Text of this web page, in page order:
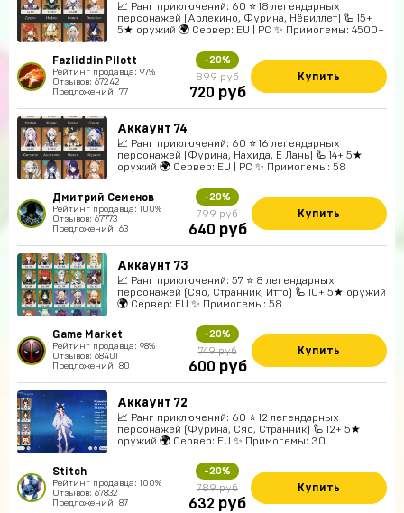
📈 Ранг приключений: 60 ⭐ 18 легендарных
персонажей (Арлекино, Фурина, Нёвиллет) 🦾 15+
5★ оружий 🌍 Сервер: EU | PC ✨ Примогемы: 4500+
Fazliddin Pilott
Рейтинг продавца: 97%
Отзывов: 67242
Предложений: 77
-20%
899 руб
720 руб
Купить
Аккаунт 74
📈 Ранг приключений: 60 ⭐ 16 легендарных
персонажей (Фурина, Нахида, Е Лань) 🦾 14+ 5★
оружий 🌍 Сервер: EU | PC ✨ Примогемы: 58
Дмитрий Семенов
Рейтинг продавца: 100%
Отзывов: 67773
Предложений: 63
-20%
799 руб
640 руб
Купить
Аккаунт 73
📈 Ранг приключений: 57 ⭐ 8 легендарных
персонажей (Сяо, Странник, Итто) 🦾 10+ 5★ оружий
🌍 Сервер: EU ✨ Примогемы: 58
Game Market
Рейтинг продавца: 98%
Отзывов: 68401
Предложений: 80
-20%
749 руб
600 руб
Купить
Аккаунт 72
📈 Ранг приключений: 60 ⭐ 12 легендарных
персонажей (Фурина, Сяо, Странник) 🦾 12+ 5★
оружий 🌍 Сервер: EU ✨ Примогемы: 30
Stitch
Рейтинг продавца: 100%
Отзывов: 67832
Предложений: 87
-20%
789 руб
632 руб
Купить